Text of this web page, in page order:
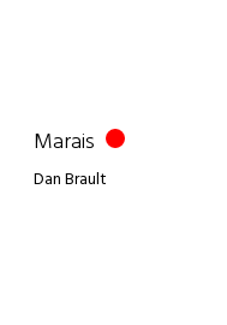
Marais
Dan Brault